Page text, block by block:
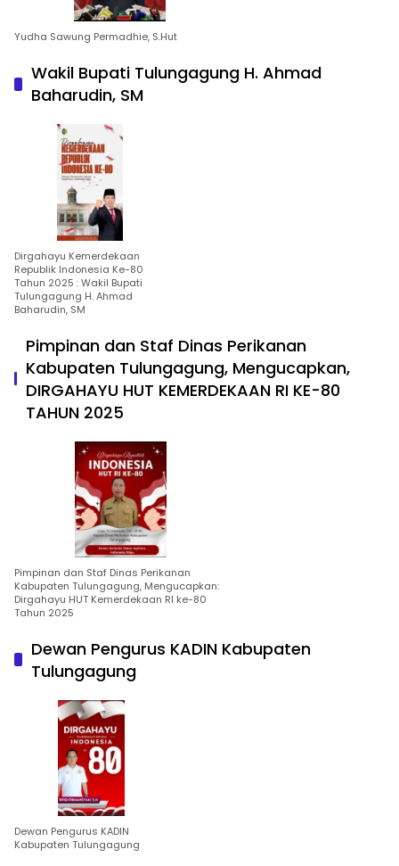
Yudha Sawung Permadhie, S.Hut
Wakil Bupati Tulungagung H. Ahmad
Baharudin, SM
Dirgahayu Kemerdekaan
Republik Indonesia Ke-80
Tahun 2025 : Wakil Bupati
Tulungagung H. Ahmad
Baharudin, SM
Pimpinan dan Staf Dinas Perikanan
Kabupaten Tulungagung, Mengucapkan,
DIRGAHAYU HUT KEMERDEKAAN RI KE-80
TAHUN 2025
Pimpinan dan Staf Dinas Perikanan
Kabupaten Tulungagung, Mengucapkan:
Dirgahayu HUT Kemerdekaan RI ke-80
Tahun 2025
Dewan Pengurus KADIN Kabupaten
Tulungagung
Dewan Pengurus KADIN
Kabupaten Tulungagung